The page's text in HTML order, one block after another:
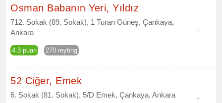
Osman Babanın Yeri, Yıldız
712. Sokak (89. Sokak), 1 Turan Güneş, Çankaya,
Ankara
4.3 puan 270 reyting
-
52 Ciğer, Emek
6. Sokak (81. Sokak), 5/D Emek, Çankaya, Ankara -